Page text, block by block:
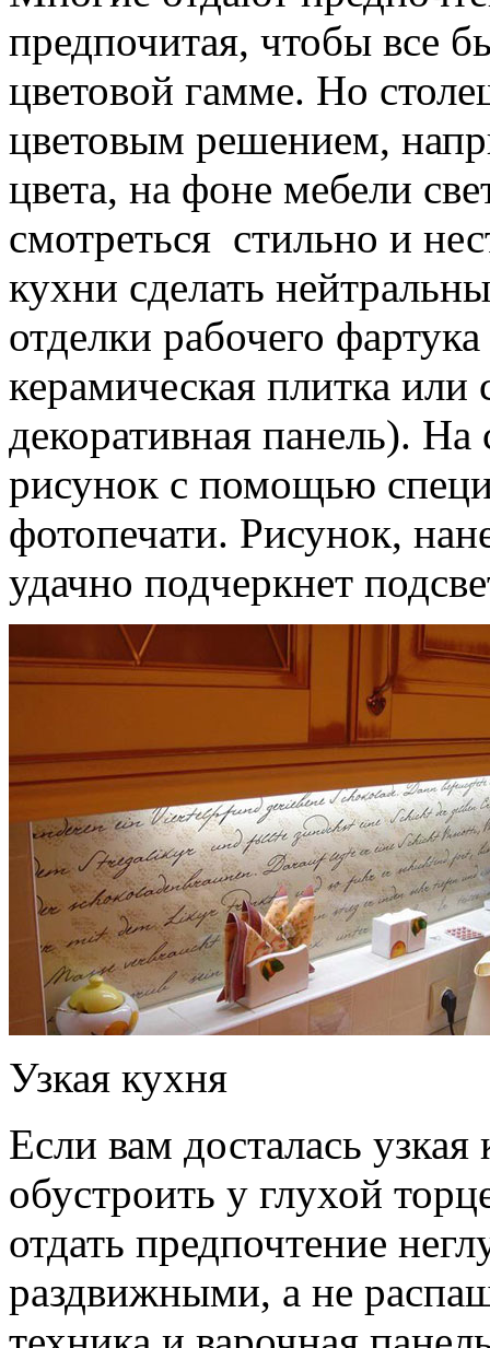
предпочитая, чтобы все
цветовой гамме. Но
цветовым решением,
цвета, на фоне мебели
смотреться стильно и
кухни сделать
отделки рабочего
керамическая плитка или
декоративная панель).
рисунок с помощью
фотопечати. Рисунок,
удачно подчеркнет
Узкая кухня
Если вам досталась
обустроить у глухой
отдать предпочтение
раздвижными, а не